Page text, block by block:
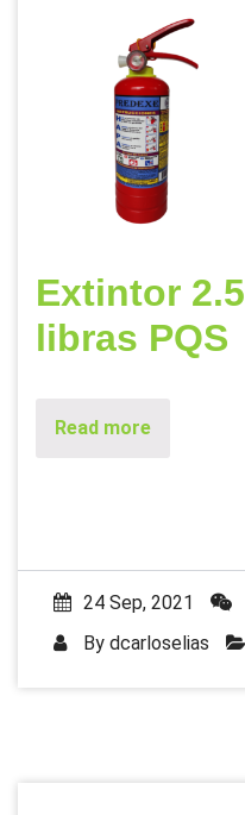
Extintor 2.5
libras PQS
Read more
24 Sep, 2021
By dcarloselias